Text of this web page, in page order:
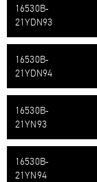
16530B-​
21YDN93
16530B-​
21YDN94
16530B-​
21YN93
16530B-​
21YN94